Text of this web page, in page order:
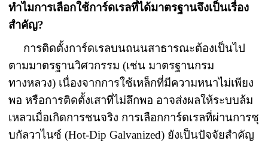
ทำไมการเลือกใช้การ์ดเรลที่ได้มาตรฐานจึงเป็นเรื่อง
สำคัญ?
การติดตั้งการ์ดเรลบนถนนสาธารณะต้องเป็นไป
ตามมาตรฐานวิศวกรรม (เช่น มาตรฐานกรม
ทางหลวง) เนื่องจากการใช้เหล็กที่มีความหนาไม่เพียง
พอ หรือการติดตั้งเสาที่ไม่ลึกพอ อาจส่งผลให้ระบบล้ม
เหลวเมื่อเกิดการชนจริง การเลือกการ์ดเรลที่ผ่านการชุ
บกัลวาไนซ์ (Hot-Dip Galvanized) ยังเป็นปัจจัยสำคัญ